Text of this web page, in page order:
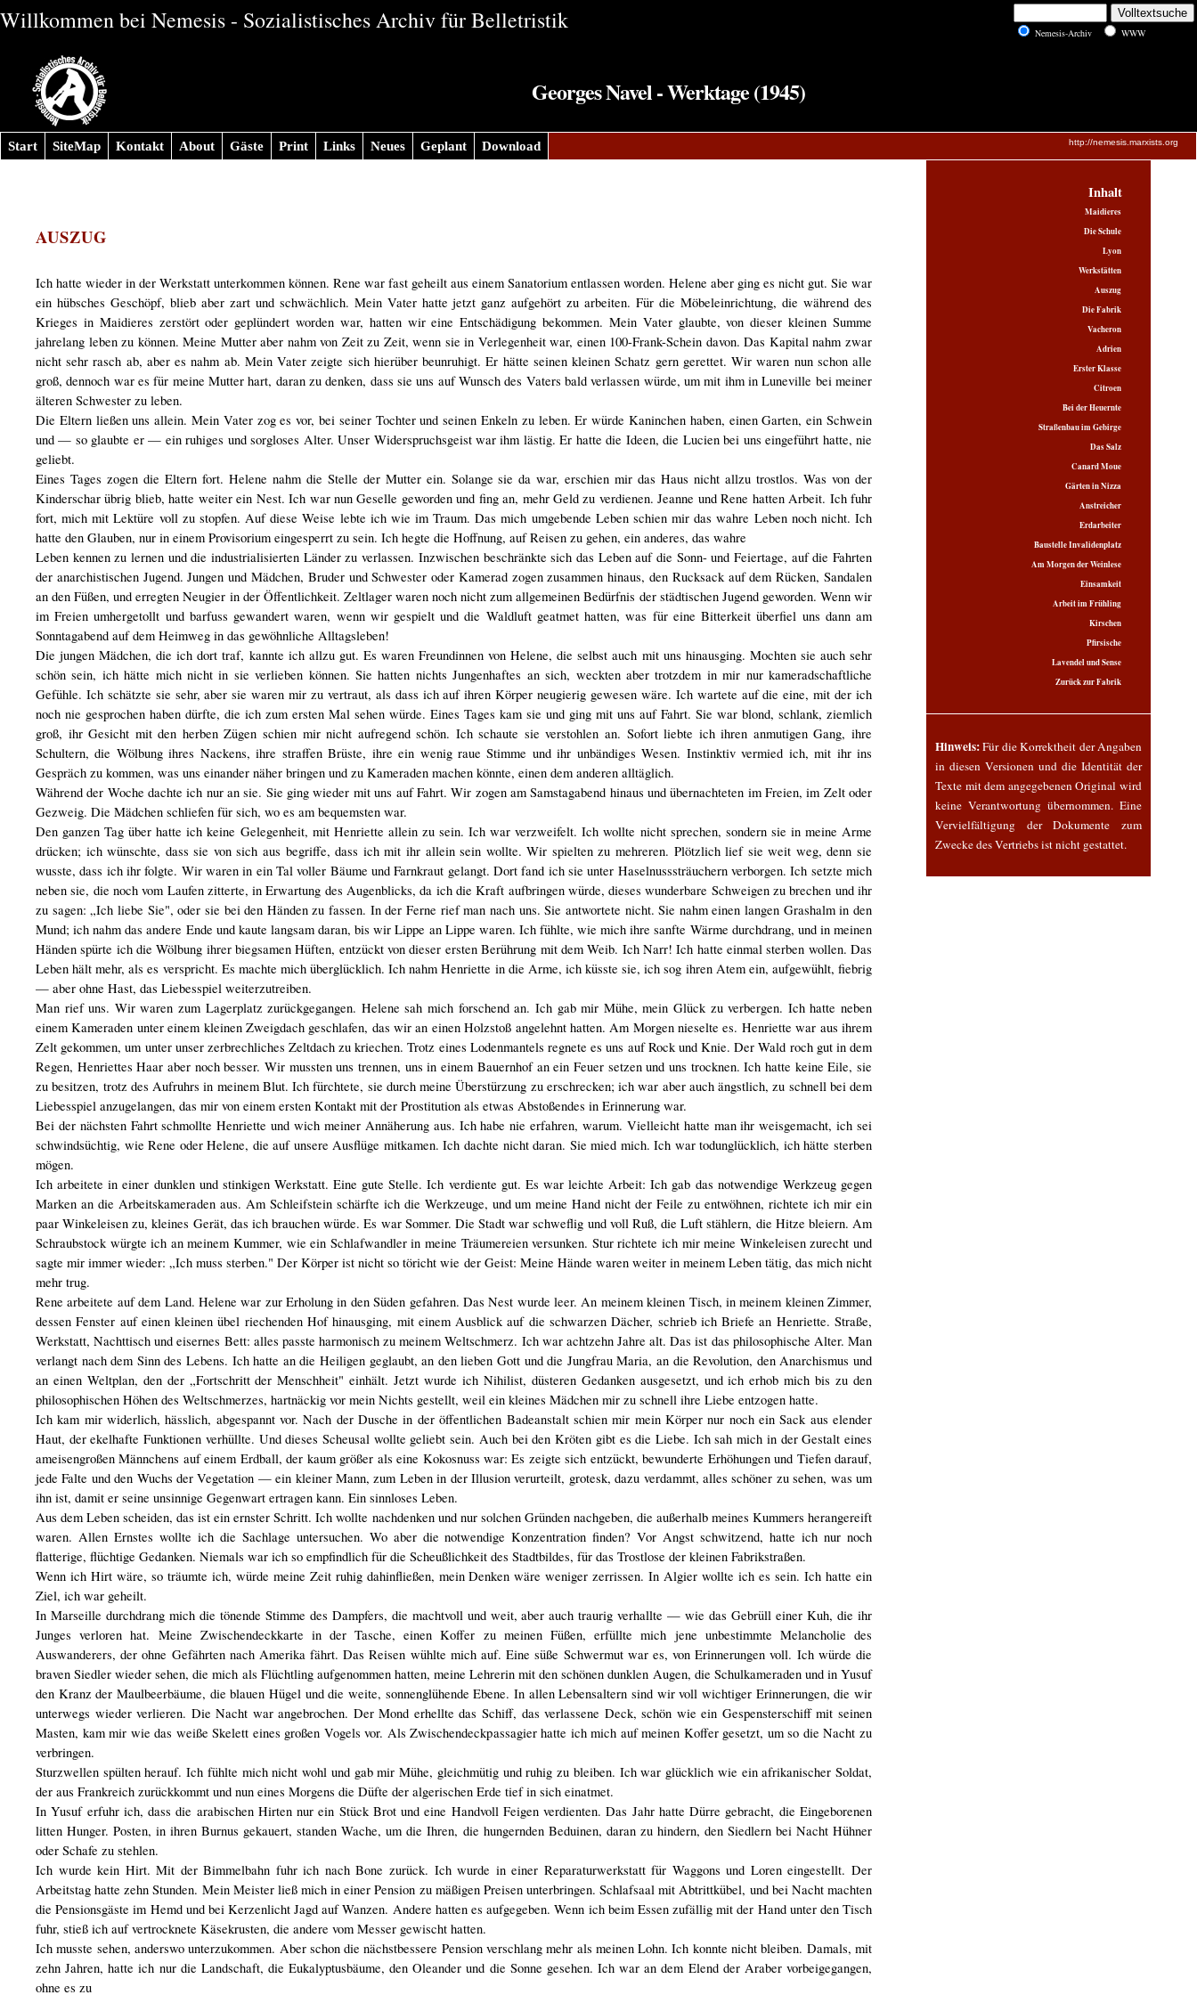
Nemesis-Archiv WWW
Willkommen bei Nemesis - Sozialistisches Archiv für Belletristik
Georges Navel - Werktage (1945)
Start SiteMap Kontakt About Gäste Print Links Neues Geplant Download http://nemesis.marxists.org
AUSZUG
Ich hatte wieder in der Werkstatt unterkommen können. Rene war fast geheilt aus einem Sanatorium entlassen worden. Helene aber ging es nicht gut. Sie war
ein hübsches Geschöpf, blieb aber zart und schwächlich. Mein Vater hatte jetzt ganz aufgehört zu arbeiten. Für die Möbeleinrichtung, die während des
Krieges in Maidieres zerstört oder geplündert worden war, hatten wir eine Entschädigung bekommen. Mein Vater glaubte, von dieser kleinen Summe
jahrelang leben zu können. Meine Mutter aber nahm von Zeit zu Zeit, wenn sie in Verlegenheit war, einen 100-Frank-Schein davon. Das Kapital nahm zwar
nicht sehr rasch ab, aber es nahm ab. Mein Vater zeigte sich hierüber beunruhigt. Er hätte seinen kleinen Schatz gern gerettet. Wir waren nun schon alle
groß, dennoch war es für meine Mutter hart, daran zu denken, dass sie uns auf Wunsch des Vaters bald verlassen würde, um mit ihm in Luneville bei meiner
älteren Schwester zu leben.
Die Eltern ließen uns allein. Mein Vater zog es vor, bei seiner Tochter und seinen Enkeln zu leben. Er würde Kaninchen haben, einen Garten, ein Schwein
und — so glaubte er — ein ruhiges und sorgloses Alter. Unser Widerspruchsgeist war ihm lästig. Er hatte die Ideen, die Lucien bei uns eingeführt hatte, nie
geliebt.
Eines Tages zogen die Eltern fort. Helene nahm die Stelle der Mutter ein. Solange sie da war, erschien mir das Haus nicht allzu trostlos. Was von der
Kinderschar übrig blieb, hatte weiter ein Nest. Ich war nun Geselle geworden und fing an, mehr Geld zu verdienen. Jeanne und Rene hatten Arbeit. Ich fuhr
fort, mich mit Lektüre voll zu stopfen. Auf diese Weise lebte ich wie im Traum. Das mich umgebende Leben schien mir das wahre Leben noch nicht. Ich
hatte den Glauben, nur in einem Provisorium eingesperrt zu sein. Ich hegte die Hoffnung, auf Reisen zu gehen, ein anderes, das wahre
Leben kennen zu lernen und die industrialisierten Länder zu verlassen. Inzwischen beschränkte sich das Leben auf die Sonn- und Feiertage, auf die Fahrten
der anarchistischen Jugend. Jungen und Mädchen, Bruder und Schwester oder Kamerad zogen zusammen hinaus, den Rucksack auf dem Rücken, Sandalen
an den Füßen, und erregten Neugier in der Öffentlichkeit. Zeltlager waren noch nicht zum allgemeinen Bedürfnis der städtischen Jugend geworden. Wenn wir
im Freien umhergetollt und barfuss gewandert waren, wenn wir gespielt und die Waldluft geatmet hatten, was für eine Bitterkeit überfiel uns dann am
Sonntagabend auf dem Heimweg in das gewöhnliche Alltagsleben!
Die jungen Mädchen, die ich dort traf, kannte ich allzu gut. Es waren Freundinnen von Helene, die selbst auch mit uns hinausging. Mochten sie auch sehr
schön sein, ich hätte mich nicht in sie verlieben können. Sie hatten nichts Jungenhaftes an sich, weckten aber trotzdem in mir nur kameradschaftliche
Gefühle. Ich schätzte sie sehr, aber sie waren mir zu vertraut, als dass ich auf ihren Körper neugierig gewesen wäre. Ich wartete auf die eine, mit der ich
noch nie gesprochen haben dürfte, die ich zum ersten Mal sehen würde. Eines Tages kam sie und ging mit uns auf Fahrt. Sie war blond, schlank, ziemlich
groß, ihr Gesicht mit den herben Zügen schien mir nicht aufregend schön. Ich schaute sie verstohlen an. Sofort liebte ich ihren anmutigen Gang, ihre
Schultern, die Wölbung ihres Nackens, ihre straffen Brüste, ihre ein wenig raue Stimme und ihr unbändiges Wesen. Instinktiv vermied ich, mit ihr ins
Gespräch zu kommen, was uns einander näher bringen und zu Kameraden machen könnte, einen dem anderen alltäglich.
Während der Woche dachte ich nur an sie. Sie ging wieder mit uns auf Fahrt. Wir zogen am Samstagabend hinaus und übernachteten im Freien, im Zelt oder
Gezweig. Die Mädchen schliefen für sich, wo es am bequemsten war.
Den ganzen Tag über hatte ich keine Gelegenheit, mit Henriette allein zu sein. Ich war verzweifelt. Ich wollte nicht sprechen, sondern sie in meine Arme
drücken; ich wünschte, dass sie von sich aus begriffe, dass ich mit ihr allein sein wollte. Wir spielten zu mehreren. Plötzlich lief sie weit weg, denn sie
wusste, dass ich ihr folgte. Wir waren in ein Tal voller Bäume und Farnkraut gelangt. Dort fand ich sie unter Haselnusssträuchern verborgen. Ich setzte mich
neben sie, die noch vom Laufen zitterte, in Erwartung des Augenblicks, da ich die Kraft aufbringen würde, dieses wunderbare Schweigen zu brechen und ihr
zu sagen: „Ich liebe Sie", oder sie bei den Händen zu fassen. In der Ferne rief man nach uns. Sie antwortete nicht. Sie nahm einen langen Grashalm in den
Mund; ich nahm das andere Ende und kaute langsam daran, bis wir Lippe an Lippe waren. Ich fühlte, wie mich ihre sanfte Wärme durchdrang, und in meinen
Händen spürte ich die Wölbung ihrer biegsamen Hüften, entzückt von dieser ersten Berührung mit dem Weib. Ich Narr! Ich hatte einmal sterben wollen. Das
Leben hält mehr, als es verspricht. Es machte mich überglücklich. Ich nahm Henriette in die Arme, ich küsste sie, ich sog ihren Atem ein, aufgewühlt, fiebrig
— aber ohne Hast, das Liebesspiel weiterzutreiben.
Man rief uns. Wir waren zum Lagerplatz zurückgegangen. Helene sah mich forschend an. Ich gab mir Mühe, mein Glück zu verbergen. Ich hatte neben
einem Kameraden unter einem kleinen Zweigdach geschlafen, das wir an einen Holzstoß angelehnt hatten. Am Morgen nieselte es. Henriette war aus ihrem
Zelt gekommen, um unter unser zerbrechliches Zeltdach zu kriechen. Trotz eines Lodenmantels regnete es uns auf Rock und Knie. Der Wald roch gut in dem
Regen, Henriettes Haar aber noch besser. Wir mussten uns trennen, uns in einem Bauernhof an ein Feuer setzen und uns trocknen. Ich hatte keine Eile, sie
zu besitzen, trotz des Aufruhrs in meinem Blut. Ich fürchtete, sie durch meine Überstürzung zu erschrecken; ich war aber auch ängstlich, zu schnell bei dem
Liebesspiel anzugelangen, das mir von einem ersten Kontakt mit der Prostitution als etwas Abstoßendes in Erinnerung war.
Bei der nächsten Fahrt schmollte Henriette und wich meiner Annäherung aus. Ich habe nie erfahren, warum. Vielleicht hatte man ihr weisgemacht, ich sei
schwindsüchtig, wie Rene oder Helene, die auf unsere Ausflüge mitkamen. Ich dachte nicht daran. Sie mied mich. Ich war todunglücklich, ich hätte sterben
mögen.
Ich arbeitete in einer dunklen und stinkigen Werkstatt. Eine gute Stelle. Ich verdiente gut. Es war leichte Arbeit: Ich gab das notwendige Werkzeug gegen
Marken an die Arbeitskameraden aus. Am Schleifstein schärfte ich die Werkzeuge, und um meine Hand nicht der Feile zu entwöhnen, richtete ich mir ein
paar Winkeleisen zu, kleines Gerät, das ich brauchen würde. Es war Sommer. Die Stadt war schweflig und voll Ruß, die Luft stählern, die Hitze bleiern. Am
Schraubstock würgte ich an meinem Kummer, wie ein Schlafwandler in meine Träumereien versunken. Stur richtete ich mir meine Winkeleisen zurecht und
sagte mir immer wieder: „Ich muss sterben." Der Körper ist nicht so töricht wie der Geist: Meine Hände waren weiter in meinem Leben tätig, das mich nicht
mehr trug.
Rene arbeitete auf dem Land. Helene war zur Erholung in den Süden gefahren. Das Nest wurde leer. An meinem kleinen Tisch, in meinem kleinen Zimmer,
dessen Fenster auf einen kleinen übel riechenden Hof hinausging, mit einem Ausblick auf die schwarzen Dächer, schrieb ich Briefe an Henriette. Straße,
Werkstatt, Nachttisch und eisernes Bett: alles passte harmonisch zu meinem Weltschmerz. Ich war achtzehn Jahre alt. Das ist das philosophische Alter. Man
verlangt nach dem Sinn des Lebens. Ich hatte an die Heiligen geglaubt, an den lieben Gott und die Jungfrau Maria, an die Revolution, den Anarchismus und
an einen Weltplan, den der „Fortschritt der Menschheit" einhält. Jetzt wurde ich Nihilist, düsteren Gedanken ausgesetzt, und ich erhob mich bis zu den
philosophischen Höhen des Weltschmerzes, hartnäckig vor mein Nichts gestellt, weil ein kleines Mädchen mir zu schnell ihre Liebe entzogen hatte.
Ich kam mir widerlich, hässlich, abgespannt vor. Nach der Dusche in der öffentlichen Badeanstalt schien mir mein Körper nur noch ein Sack aus elender
Haut, der ekelhafte Funktionen verhüllte. Und dieses Scheusal wollte geliebt sein. Auch bei den Kröten gibt es die Liebe. Ich sah mich in der Gestalt eines
ameisengroßen Männchens auf einem Erdball, der kaum größer als eine Kokosnuss war: Es zeigte sich entzückt, bewunderte Erhöhungen und Tiefen darauf,
jede Falte und den Wuchs der Vegetation — ein kleiner Mann, zum Leben in der Illusion verurteilt, grotesk, dazu verdammt, alles schöner zu sehen, was um
ihn ist, damit er seine unsinnige Gegenwart ertragen kann. Ein sinnloses Leben.
Aus dem Leben scheiden, das ist ein ernster Schritt. Ich wollte nachdenken und nur solchen Gründen nachgeben, die außerhalb meines Kummers herangereift
waren. Allen Ernstes wollte ich die Sachlage untersuchen. Wo aber die notwendige Konzentration finden? Vor Angst schwitzend, hatte ich nur noch
flatterige, flüchtige Gedanken. Niemals war ich so empfindlich für die Scheußlichkeit des Stadtbildes, für das Trostlose der kleinen Fabrikstraßen.
Wenn ich Hirt wäre, so träumte ich, würde meine Zeit ruhig dahinfließen, mein Denken wäre weniger zerrissen. In Algier wollte ich es sein. Ich hatte ein
Ziel, ich war geheilt.
In Marseille durchdrang mich die tönende Stimme des Dampfers, die machtvoll und weit, aber auch traurig verhallte — wie das Gebrüll einer Kuh, die ihr
Junges verloren hat. Meine Zwischendeckkarte in der Tasche, einen Koffer zu meinen Füßen, erfüllte mich jene unbestimmte Melancholie des
Auswanderers, der ohne Gefährten nach Amerika fährt. Das Reisen wühlte mich auf. Eine süße Schwermut war es, von Erinnerungen voll. Ich würde die
braven Siedler wieder sehen, die mich als Flüchtling aufgenommen hatten, meine Lehrerin mit den schönen dunklen Augen, die Schulkameraden und in Yusuf
den Kranz der Maulbeerbäume, die blauen Hügel und die weite, sonnenglühende Ebene. In allen Lebensaltern sind wir voll wichtiger Erinnerungen, die wir
unterwegs wieder verlieren. Die Nacht war angebrochen. Der Mond erhellte das Schiff, das verlassene Deck, schön wie ein Gespensterschiff mit seinen
Masten, kam mir wie das weiße Skelett eines großen Vogels vor. Als Zwischendeckpassagier hatte ich mich auf meinen Koffer gesetzt, um so die Nacht zu
verbringen.
Sturzwellen spülten herauf. Ich fühlte mich nicht wohl und gab mir Mühe, gleichmütig und ruhig zu bleiben. Ich war glücklich wie ein afrikanischer Soldat,
der aus Frankreich zurückkommt und nun eines Morgens die Düfte der algerischen Erde tief in sich einatmet.
In Yusuf erfuhr ich, dass die arabischen Hirten nur ein Stück Brot und eine Handvoll Feigen verdienten. Das Jahr hatte Dürre gebracht, die Eingeborenen
litten Hunger. Posten, in ihren Burnus gekauert, standen Wache, um die Ihren, die hungernden Beduinen, daran zu hindern, den Siedlern bei Nacht Hühner
oder Schafe zu stehlen.
Ich wurde kein Hirt. Mit der Bimmelbahn fuhr ich nach Bone zurück. Ich wurde in einer Reparaturwerkstatt für Waggons und Loren eingestellt. Der
Arbeitstag hatte zehn Stunden. Mein Meister ließ mich in einer Pension zu mäßigen Preisen unterbringen. Schlafsaal mit Abtrittkübel, und bei Nacht machten
die Pensionsgäste im Hemd und bei Kerzenlicht Jagd auf Wanzen. Andere hatten es aufgegeben. Wenn ich beim Essen zufällig mit der Hand unter den Tisch
fuhr, stieß ich auf vertrocknete Käsekrusten, die andere vom Messer gewischt hatten.
Ich musste sehen, anderswo unterzukommen. Aber schon die nächstbessere Pension verschlang mehr als meinen Lohn. Ich konnte nicht bleiben. Damals, mit
zehn Jahren, hatte ich nur die Landschaft, die Eukalyptusbäume, den Oleander und die Sonne gesehen. Ich war an dem Elend der Araber vorbeigegangen,
ohne es zu
Inhalt
Maidieres
Die Schule
Lyon
Werkstätten
Auszug
Die Fabrik
Vacheron
Adrien
Erster Klasse
Citroen
Bei der Heuernte
Straßenbau im Gebirge
Das Salz
Canard Moue
Gärten in Nizza
Anstreicher
Erdarbeiter
Baustelle Invalidenplatz
Am Morgen der Weinlese
Einsamkeit
Arbeit im Frühling
Kirschen
Pfirsische
Lavendel und Sense
Zurück zur Fabrik
Hinweis:Für die Korrektheit der Angaben
in diesen Versionen und die Identität der
Texte mit dem angegebenen Original wird
keine Verantwortung übernommen. Eine
Vervielfältigung der Dokumente zum
Zwecke des Vertriebs ist nicht gestattet.